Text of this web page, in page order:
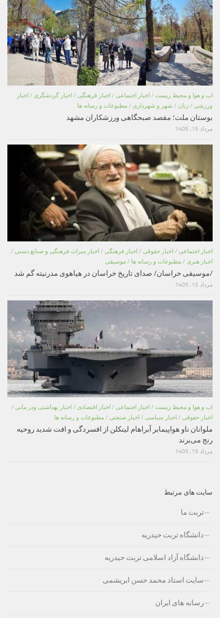
اب و هوا و محیط زیست / اخبار اجتماعی / اخبار فرهنگی / اخبار گردشگری / اخبار
ورزشی / زنان / شهر و شهرداری / مطبوعات و رسانه ها
بوستان ملت؛ مقصد صبحگاهی ورزشکاران مشهد
مرداد 15, 1405
اخبار اجتماعی / اخبار حقوقی / اخبار فرهنگی / اخبار میراث فرهنگی و صنایع دستی /
اخبار هنری / مطبوعات و رسانه ها / موسیقی
/موسیقی خراسان/ صدای تاریخ خراسان در هیاهوی مدرنیته گم شد
مرداد 15, 1405
اب و هوا و محیط زیست / اخبار اجتماعی / اخبار اقتصادی / اخبار بهداشتی ودر مانی /
اخبار حقوقی / اخبار سیاسی / اخبار صنعتی / مطبوعات و رسانه ها
ملوانان ناو هواپیمابر آبراهام لینکلن از افسردگی و افت شدید روحیه
رنج می‌برند
مرداد 15, 1405
سایت های مرتبط
تربت ما
دانشگاه تربت حیدریه
دانشگاه آزاد اسلامی تربت حیدریه
سایت استاد محمد حسن ابریشمی
رسانه های ایران